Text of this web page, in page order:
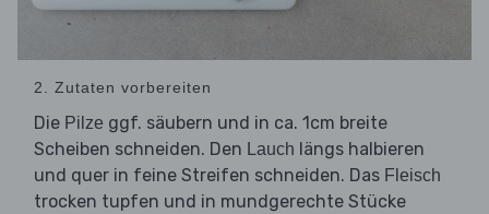
2. Zutaten vorbereiten
Die Pilze ggf. säubern und in ca. 1cm breite
Scheiben schneiden. Den Lauch längs halbieren
und quer in feine Streifen schneiden. Das Fleisch
trocken tupfen und in mundgerechte Stücke